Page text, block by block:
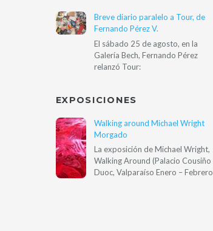
Breve diario paralelo a Tour, de
Fernando Pérez V.
El sábado 25 de agosto, en la
Galería Bech, Fernando Pérez
relanzó Tour:
EXPOSICIONES
Walking around Michael Wright
Morgado
La exposición de Michael Wright,
Walking Around (Palacio Cousiño
Duoc, Valparaíso Enero – Febrero